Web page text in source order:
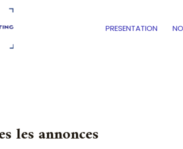
PRESENTATION
les annonces